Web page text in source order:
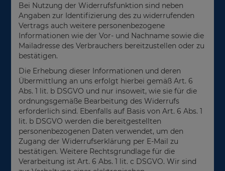
Bei Nutzung der Widerrufsfunktion sind neben
Angaben zur Identifizierung des zu widerrufenden
Vertrags auch weitere personenbezogene
Informationen wie der Vor- und Nachname sowie die
Mailadresse des Verbrauchers bereitzustellen oder zu
bestätigen.
Die Erhebung dieser Informationen und deren
Übermittlung an uns erfolgt hierbei gemäß Art. 6
Abs. 1 lit. b DSGVO und nur insoweit, wie sie für die
ordnungsgemäße Bearbeitung des Widerrufs
erforderlich sind. Ebenfalls auf Basis von Art. 6 Abs. 1
lit. b DSGVO werden die bereitgestellten
personenbezogenen Daten verwendet, um den
Zugang der Widerrufserklärung per E-Mail zu
bestätigen. Weitere Rechtsgrundlage für die
Verarbeitung ist Art. 6 Abs. 1 lit. c DSGVO. Wir sind